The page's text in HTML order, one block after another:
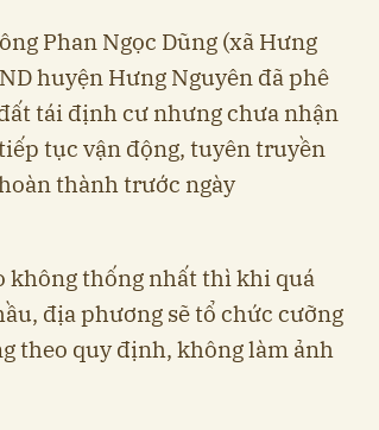
Phan Ngọc Dũng (xã Hưng
huyện Hưng Nguyên đã phê
tái định cư nhưng chưa nhận
tục vận động, tuyên truyền
thành trước ngày
không thống nhất thì khi quá
địa phương sẽ tổ chức cưỡng
theo quy định, không làm ảnh